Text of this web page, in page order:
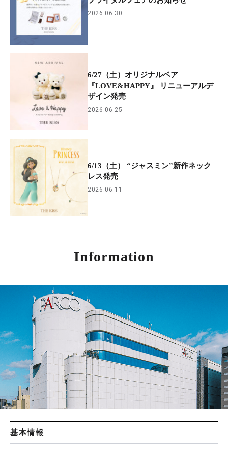
2026.06.30
6/27（土）オリジナルベア
『LOVE&HAPPY』 リニューアルデ
ザイン発売
2026.06.25
6/13（土） “ジャスミン”新作ネック
レス発売
2026.06.11
Information
基本情報